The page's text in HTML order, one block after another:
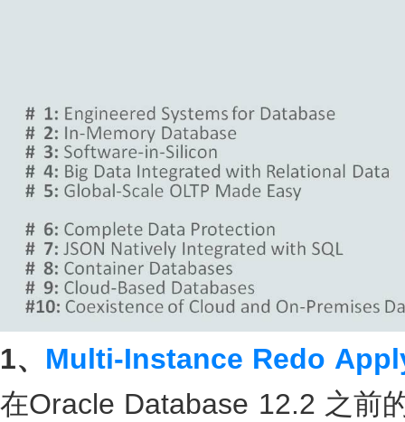
1、 Multi-Instance Redo
在Oracle Database 12.2 之前